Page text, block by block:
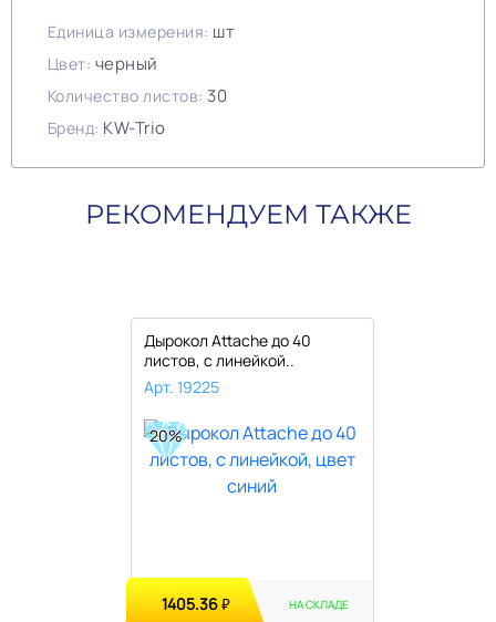
Единица измерения: шт
Цвет: черный
Количество листов: 30
Бренд: KW-Trio
РЕКОМЕНДУЕМ ТАКЖЕ
Дырокол Attache до 40
листов, с линейкой..
Арт. 19225
20%
1405.36₽ НА СКЛАДЕ